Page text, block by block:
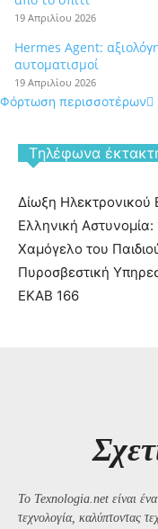
19 Απριλίου 2026
Hermes Agent:
αυτοματισμοί
19 Απριλίου 2026
Φόρτωση περισσοτέρων
Tηλέφωνα
Δίωξη Ηλεκτρονικού
Ελληνική Αστυνομία:
Χαμόγελο του
Πυροσβεστική
ΕΚΑΒ 166
Το Texnologia.net είναι
τεχνολογία, καλύπτοντας